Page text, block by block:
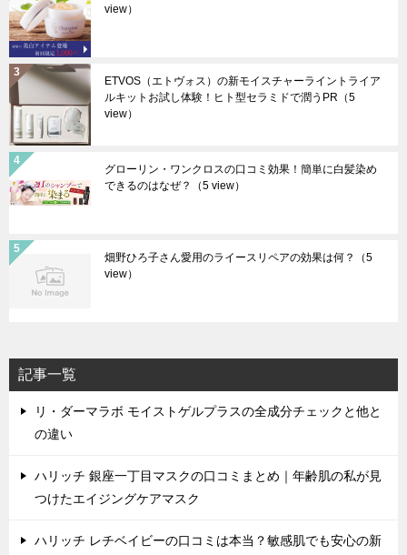
view）
ETVOS（エトヴォス）の新モイスチャーライントライア
ルキットお試し体験！ヒト型セラミドで潤うPR （5
view）
グローリン・ワンクロスの口コミ効果！簡単に白髪染め
できるのはなぜ？
（5 view）
畑野ひろ子さん愛用のライースリペアの効果は何？
（5
view）
記事一覧
リ・ダーマラボ モイストゲルプラスの全成分チェックと他と
の違い
ハリッチ 銀座一丁目マスクの口コミまとめ｜年齢肌の私が見
つけたエイジングケアマスク
ハリッチ レチベイビーの口コミは本当？敏感肌でも安心の新